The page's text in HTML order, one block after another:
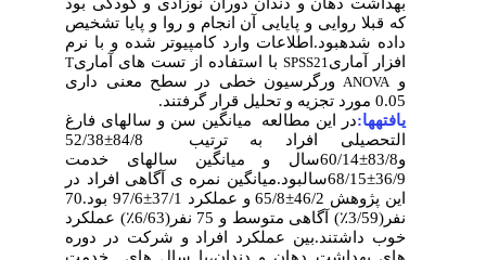
که قبلا روایی و پایایی آن انجام و روا و پایا تشخیص
داده شدهبود.اطلاعات وارد کامپیوتر شده و با نرم
افزار آماری SPSS21با استفاده از تست های آماری T
وANOVAورگرسیون خطی در سطح معنی داری
0.05 مورد تجزیه و تحلیل قرار گرفتند.
یافتهها:در این مطالعه میانگین سن و سالهای فارغ
التحصیلی افراد به ترتیب 84/8±52/38
و83/8±60/14سال و میانگین سالهای خدمت
36/9±68/15سالبود.میانگین نمره ی آگاهی افراد در
این پژوهش 46/2±65/8 و عملکرد 37/1±97/6 بود.70
نفر(3/59٪) آگاهی متوسط و 75 نفر(6/63٪) عملکرد
خوب داشتند.بین عملکرد افراد و شرکت در دوره
های بهداشت دهان و دندان،با سال های خدمت